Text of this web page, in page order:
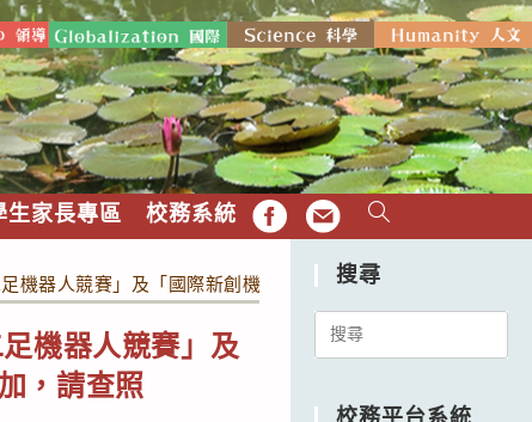
生家長專區 校務系統 FB EMAIL
機器人競賽」及「國際新創機器人節合作競賽」，敬請轉知並
機器人競賽」及
，請查照
搜尋
Search
校務平台系統